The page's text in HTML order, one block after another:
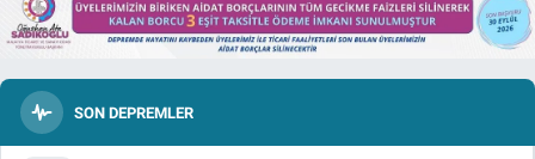
SON DEPREMLER